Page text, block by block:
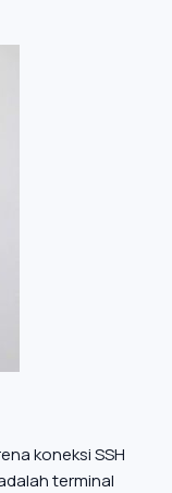
koneksi SSH
terminal